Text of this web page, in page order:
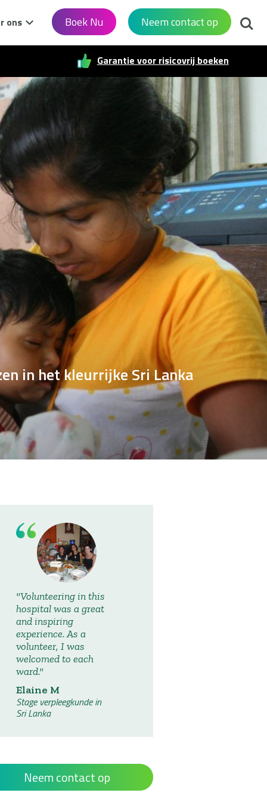
ons Boek Nu Neem contact op Zoek
Garantie voor risicovrij boeken
in het kleurrijke Sri Lanka
Volunteering in this
hospital was a great
and inspiring
experience. As a
volunteer, I was
welcomed to each
ward.
Elaine M
Stage verpleegkunde in
Sri Lanka
Neem contact op